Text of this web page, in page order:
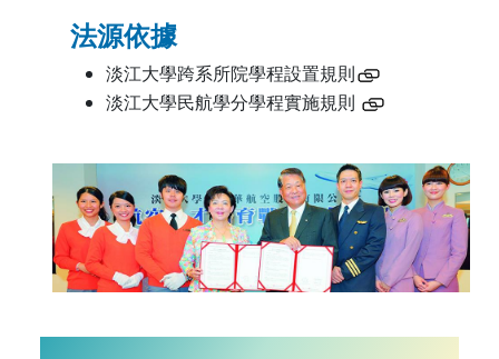
法源依據
淡江大學跨系所院學程設置規則
淡江大學民航學分學程實施規則